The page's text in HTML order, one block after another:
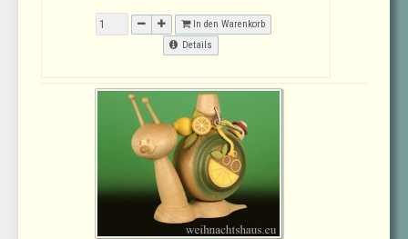
In den Warenkorb
Details